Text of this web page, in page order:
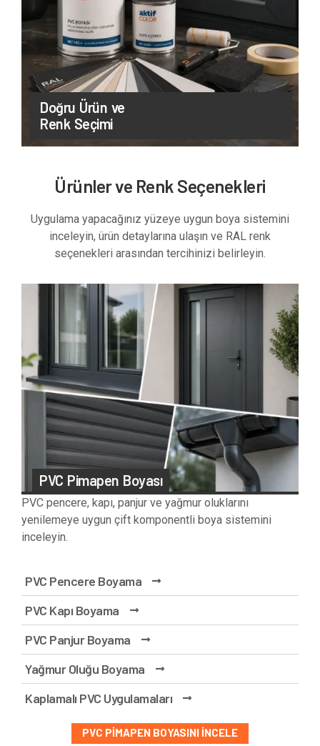
Doğru Ürün ve
Renk Seçimi
Ürünler ve Renk Seçenekleri
Uygulama yapacağınız yüzeye uygun boya sistemini
inceleyin, ürün detaylarına ulaşın ve RAL renk
seçenekleri arasından tercihinizi belirleyin.
PVC Pimapen Boyası
PVC pencere, kapı, panjur ve yağmur oluklarını
yenilemeye uygun çift komponentli boya sistemini
inceleyin.
PVC Pencere Boyama
PVC Kapı Boyama
PVC Panjur Boyama
Yağmur Oluğu Boyama
Kaplamalı PVC Uygulamaları
PVC PIMAPEN BOYASINI İNCELE